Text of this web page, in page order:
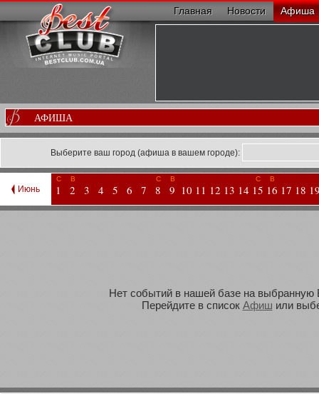
Главная Новости Афиша
АФИША
Выберите ваш город (афиша в вашем городе):
Июнь
С
1
В
2 3 4 5 6 7
С
8
В
9 10 11 12 13 14
С
15
В
16 17 18
Нет событий в нашей базе на выбранную
Перейдите в список Афиш или